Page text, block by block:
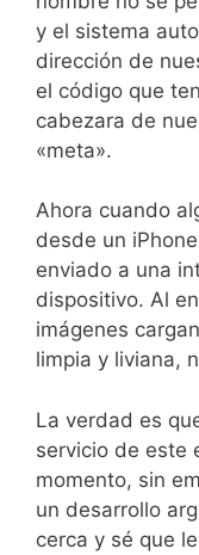
y el sistema
dirección de
el código que
cabezara de
«meta».
Ahora cuando
desde un
enviado a una
dispositivo. Al
imágenes
limpia y liviana,
La verdad es
servicio de este
momento, sin
un desarrollo
cerca y sé que